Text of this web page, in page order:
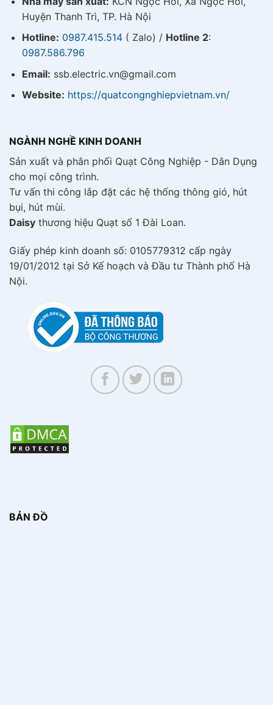
Huyện Thanh Trì, TP. Hà Nội
Hotline: 0987.415.514( Zalo) / Hotline 2:
0987.586.796
Email: ssb.electric.vn@gmail.com
Website: https://quatcongnghiepvietnam.vn/
NGÀNH NGHỀ KINH DOANH
Sản xuất và phân phối Quạt Công Nghiệp - Dân Dụng
cho mọi công trình.
Tư vấn thi công lắp đặt các hệ thống thông gió, hút
bụi, hút mùi.
Daisy thương hiệu Quạt số 1 Đài Loan.
Giấy phép kinh doanh số: 0105779312 cấp ngày
19/01/2012 tại Sở Kế hoạch và Đầu tư Thành phố Hà
Nội.
BẢN ĐỒ